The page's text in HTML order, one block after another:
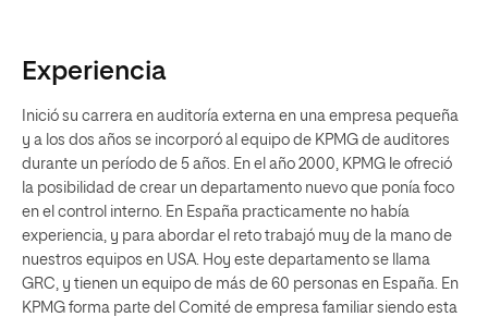
Experiencia
Inició su carrera en auditoría externa en una empresa pequeña
y a los dos años se incorporó al equipo de KPMG de auditores
durante un período de 5 años. En el año 2000, KPMG le ofreció
la posibilidad de crear un departamento nuevo que ponía foco
en el control interno. En España practicamente no había
experiencia, y para abordar el reto trabajó muy de la mano de
nuestros equipos en USA. Hoy este departamento se llama
GRC, y tienen un equipo de más de 60 personas en España. En
KPMG forma parte del Comité de empresa familiar siendo esta